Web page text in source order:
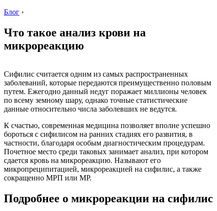
Блог ›
Что такое анализ крови на
микрореакцию
Сифилис считается одним из самых распространенных
заболеваний, которые передаются преимущественно половым
путем. Ежегодно данный недуг поражает миллионы человек
по всему земному шару, однако точные статистические
данные относительно числа заболевших не ведутся.
К счастью, современная медицина позволяет вполне успешно
бороться с сифилисом на ранних стадиях его развития, в
частности, благодаря особым диагностическим процедурам.
Почетное место среди таковых занимает анализ, при котором
сдается кровь на микрореакцию. Называют его
микропреципитацией, микрореакцией на сифилис, а также
сокращенно МРП или МР.
Подробнее о микрореакции на сифилис